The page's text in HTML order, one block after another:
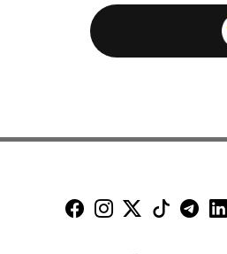
Minuto30 en
Minuto30 en
Minuto30